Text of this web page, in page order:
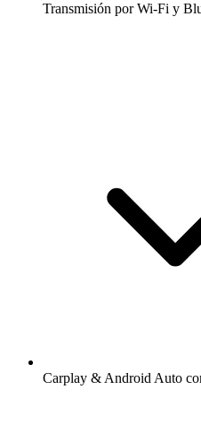
Transmisión por Wi-Fi y
Carplay & Android Auto